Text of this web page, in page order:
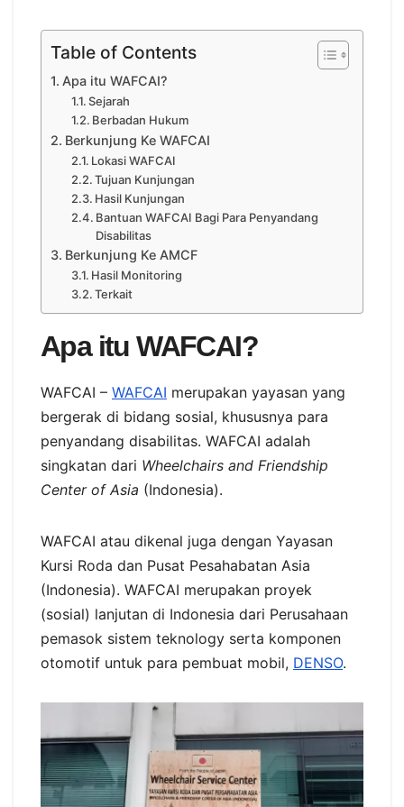
Table of Contents
Apa itu WAFCAI?
Sejarah
Berbadan Hukum
Berkunjung Ke WAFCAI
Lokasi WAFCAI
Tujuan Kunjungan
Hasil Kunjungan
Bantuan WAFCAI Bagi Para Penyandang
Disabilitas
Berkunjung Ke AMCF
Hasil Monitoring
Terkait
Apa itu WAFCAI?
WAFCAI – WAFCAI merupakan yayasan yang
bergerak di bidang sosial, khususnya para
penyandang disabilitas. WAFCAI adalah
singkatan dari Wheelchairs and Friendship
Center of Asia (Indonesia).
WAFCAI atau dikenal juga dengan Yayasan
Kursi Roda dan Pusat Pesahabatan Asia
(Indonesia). WAFCAI merupakan proyek
(sosial) lanjutan di Indonesia dari Perusahaan
pemasok sistem teknology serta komponen
otomotif untuk para pembuat mobil, DENSO.